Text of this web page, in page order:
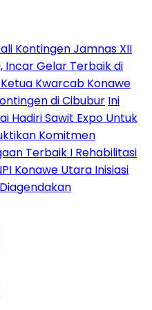
Kontingen Jamnas XII
Incar Gelar Terbaik di
Kwarcab Konawe
di Cibubur Ini
Hadiri Sawit Expo Untuk
Komitmen
Terbaik I Rehabilitasi
Konawe Utara Inisiasi